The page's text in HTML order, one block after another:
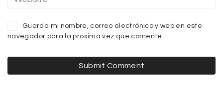
Guarda mi nombre, correo electrónico y web en este
navegador para la próxima vez que comente.